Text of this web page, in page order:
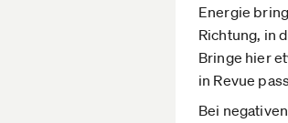
Energie
Richtung, in
Bringe hier
in Revue
Bei